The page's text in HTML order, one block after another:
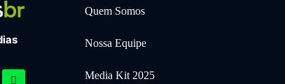
Quem Somos
Nossa Equipe
Media Kit 2025